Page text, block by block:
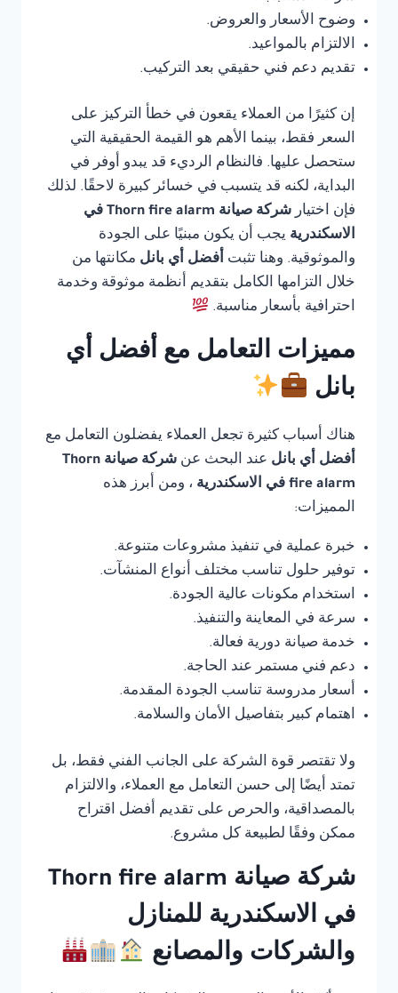
وضوح الأسعار والعروض.
الالتزام بالمواعيد.
تقديم دعم فني حقيقي بعد التركيب.
إن كثيرًا من العملاء يقعون في خطأ التركيز على
السعر فقط، بينما الأهم هو القيمة الحقيقية التي
ستحصل عليها. فالنظام الرديء قد يبدو أوفر في
البداية، لكنه قد يتسبب في خسائر كبيرة لاحقًا. لذلك
فإن اختيار
شركة صيانة Thorn fire alarm في
الاسكندرية يجب أن يكون مبنيًا على الجودة
والموثوقية. وهنا تثبت أفضل أي بانل مكانتها من
خلال التزامها الكامل بتقديم أنظمة موثوقة وخدمة
احترافية بأسعار مناسبة.
مميزات التعامل مع أفضل أي
بانل
هناك أسباب كثيرة تجعل العملاء يفضلون التعامل مع
أفضل أي بانل عند البحث عن
شركة صيانة Thorn
fire alarm في الاسكندرية
، ومن أبرز هذه
المميزات:
خبرة عملية في تنفيذ مشروعات متنوعة.
توفير حلول تناسب مختلف أنواع المنشآت.
استخدام مكونات عالية الجودة.
سرعة في المعاينة والتنفيذ.
خدمة صيانة دورية فعالة.
دعم فني مستمر عند الحاجة.
أسعار مدروسة تناسب الجودة المقدمة.
اهتمام كبير بتفاصيل الأمان والسلامة.
ولا تقتصر قوة الشركة على الجانب الفني فقط، بل
تمتد أيضًا إلى حسن التعامل مع العملاء، والالتزام
بالمصداقية، والحرص على تقديم أفضل اقتراح
ممكن وفقًا لطبيعة كل مشروع.
شركة صيانة Thorn fire alarm
في الاسكندرية للمنازل
والشركات والمصانع